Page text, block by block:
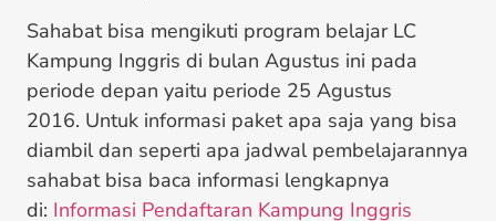
Sahabat bisa mengikuti program belajar LC
Kampung Inggris di bulan Agustus ini pada
periode depan yaitu periode 25 Agustus
2016. Untuk informasi paket apa saja yang bisa
diambil dan seperti apa jadwal pembelajarannya
sahabat bisa baca informasi lengkapnya
di: Informasi Pendaftaran Kampung Inggris